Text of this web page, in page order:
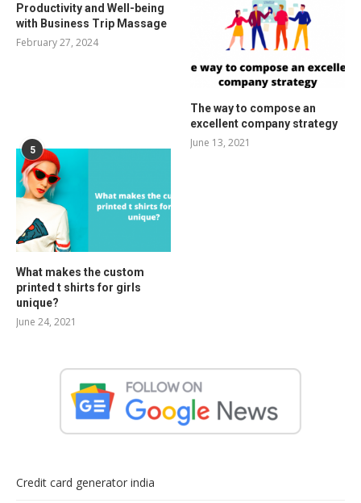
Productivity and Well-being
with Business Trip Massage
February 27, 2024
The way to compose an
excellent company strategy
June 13, 2021
5
What makes the custom
printed t shirts for girls
unique?
June 24, 2021
Credit card generator india